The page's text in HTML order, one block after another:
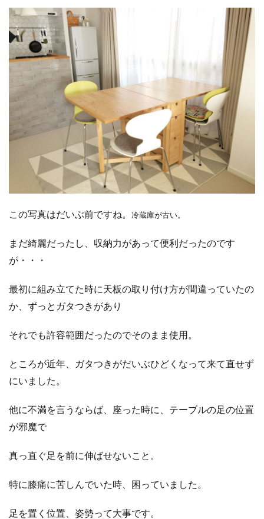
この写真はだいぶ前ですね。 冷蔵庫が古い。
まだ綺麗だったし、収納力があって便利だったのです
が・・・
最初に組み立てた時に天板の取り付け方が間違っていたの
か、ずっとガタつきがあり
それでも許容範囲だったのでそのまま使用。
ところが近年、ガタつきがだいぶひどくなって来て直せず
にいました。
他に不満を言うならば、座った時に、テーブルの足の位置
が邪魔で
真っ直ぐ足を前に伸ばせないこと。
特に膝痛に苦しんでいた時、困っていました。
足を置く位置、姿勢って大事です。